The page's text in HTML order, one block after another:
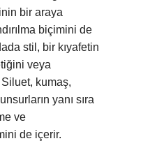
bir araya
biçimini de
stil, bir kıyafetin
veya
kumaş,
yanı sıra
ve
de içerir.